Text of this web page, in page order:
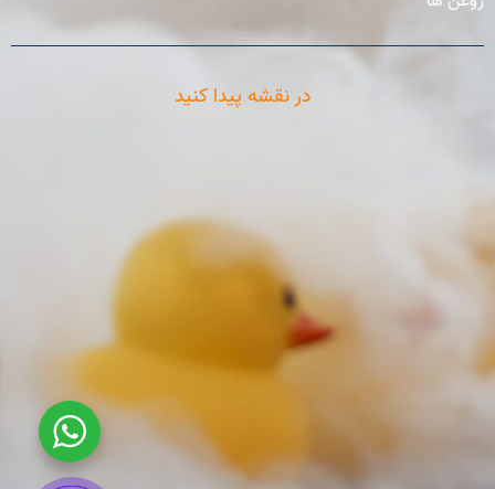
در نقشه پیدا کنید